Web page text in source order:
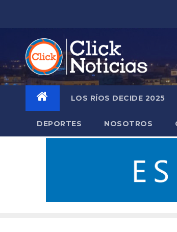
LOS RÍOS DECIDE 2025
DEPORTES NOSOTROS